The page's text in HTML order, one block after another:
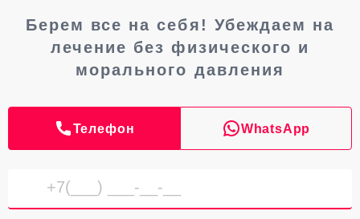
Берем все на себя! Убеждаем на
лечение без физического и
морального давления
Телефон WhatsApp